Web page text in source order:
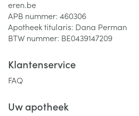
eren.be
APB nummer: 460306
Apotheek titularis: Dana Perman
BTW nummer: BE0439147209
Klantenservice
FAQ
Uw apotheek